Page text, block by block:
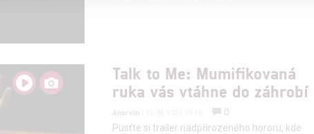
Talk to Me: Mumifikovaná
ruka vás vtáhne do záhrobí
Anarvin
0
Pusťte si trailer nadpřirozeného hororu, kde
služeb
Udělením souhlasu s účely a funkcemi zde uvedenými dáváte
možnost: Zajištění bezpečnosti, předcházení a zjišťování podvodů
Poskytování a zobrazování reklamy a obsahu